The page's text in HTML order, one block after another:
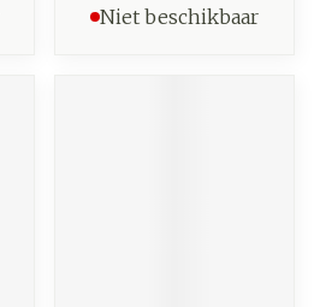
Niet beschikbaar